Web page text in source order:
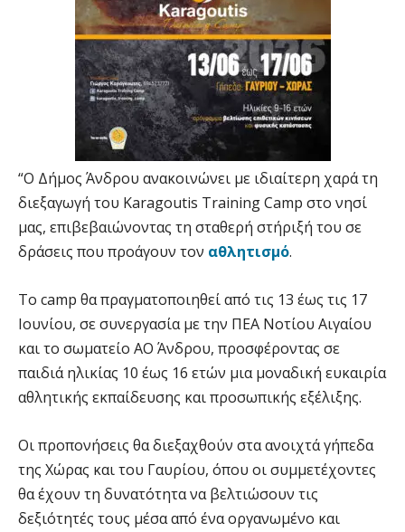
“Ο Δήμος Άνδρου ανακοινώνει με ιδιαίτερη χαρά τη
διεξαγωγή του Karagoutis Training Camp στο νησί
μας, επιβεβαιώνοντας τη σταθερή στήριξή του σε
δράσεις που προάγουν τον αθλητισμό.
Το camp θα πραγματοποιηθεί από τις 13 έως τις 17
Ιουνίου, σε συνεργασία με την ΠΕΑ Νοτίου Αιγαίου
και το σωματείο ΑΟ Άνδρου, προσφέροντας σε
παιδιά ηλικίας 10 έως 16 ετών μια μοναδική ευκαιρία
αθλητικής εκπαίδευσης και προσωπικής εξέλιξης.
Οι προπονήσεις θα διεξαχθούν στα ανοιχτά γήπεδα
της Χώρας και του Γαυρίου, όπου οι συμμετέχοντες
θα έχουν τη δυνατότητα να βελτιώσουν τις
δεξιότητές τους μέσα από ένα οργανωμένο και